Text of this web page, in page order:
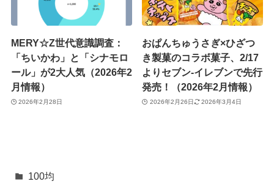
MERY☆Z世代意識調査：
「ちいかわ」と「シナモロ
ール」が2大人気（2026年2
月情報）
2026年2月28日
おぱんちゅうさぎ×ひざつ
き製菓のコラボ菓子、2/17
よりセブン‐イレブンで先行
発売！（2026年2月情報）
2026年2月26日 2026年3月4日
100均